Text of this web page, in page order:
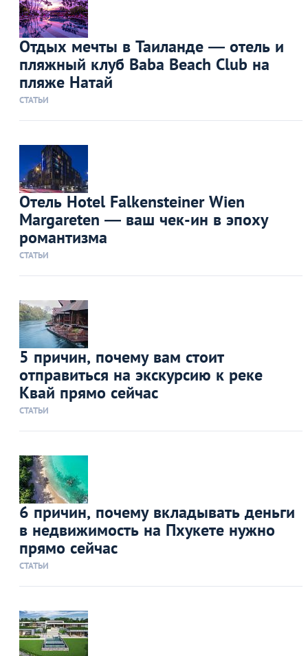
Отдых мечты в Таиланде — отель и
пляжный клуб Baba Beach Club на
пляже Натай
СТАТЬИ
Отель Hotel Falkensteiner Wien
Margareten — ваш чек-ин в эпоху
романтизма
СТАТЬИ
5 причин, почему вам стоит
отправиться на экскурсию к реке
Квай прямо сейчас
СТАТЬИ
6 причин, почему вкладывать деньги
в недвижимость на Пхукете нужно
прямо сейчас
СТАТЬИ